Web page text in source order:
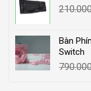
Bàn
Switch